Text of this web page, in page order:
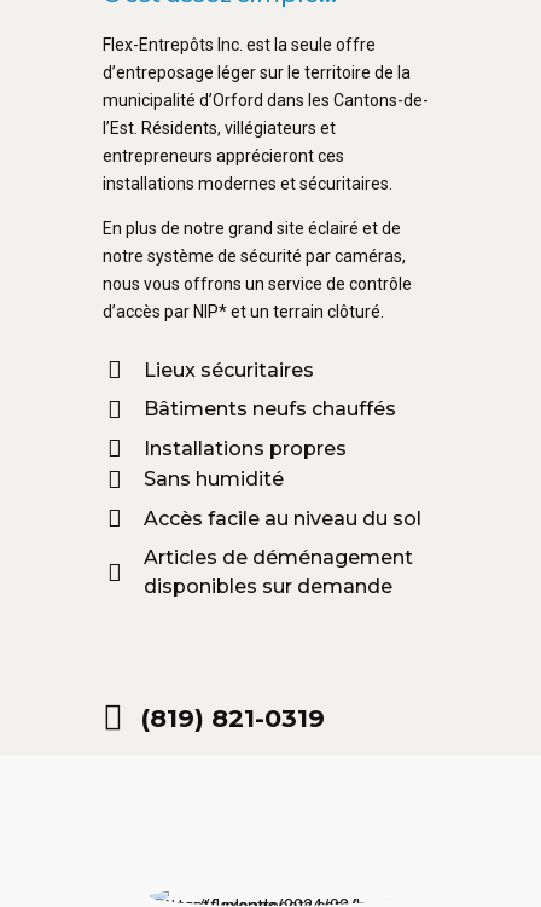
Flex-Entrepôts Inc. est la seule offre
d’entreposage léger sur le territoire de la
municipalité d’Orford dans les Cantons-de-
l’Est. Résidents, villégiateurs et
entrepreneurs apprécieront ces
installations modernes et sécuritaires.
En plus de notre grand site éclairé et de
notre système de sécurité par caméras,
nous vous offrons un service de contrôle
d’accès par NIP* et un terrain clôturé.
Lieux sécuritaires
Bâtiments neufs chauffés
Installations propres
Sans humidité
Accès facile au niveau du sol
Articles de déménagement
disponibles sur demande
(819) 821-0319